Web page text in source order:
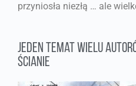
przyniosła niezłą … ale
Jeden temat wielu
ścianie